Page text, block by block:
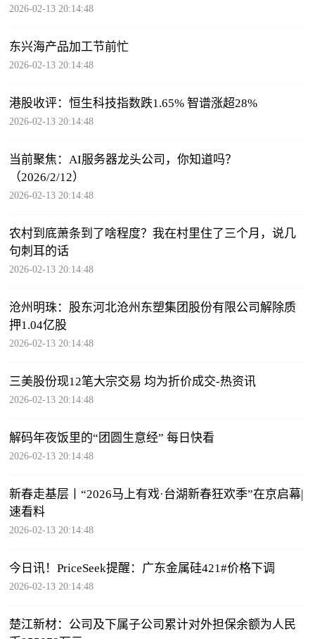
强制披露范围
2026-02-13 20:14:48
东兴海产品加工节前忙
2026-02-13 20:14:48
港股收评：恒生科技指数跌1.65% 智谱涨超28%
2026-02-13 20:14:48
当前聚焦：AI服务器龙头公司，你知道吗？
（2026/2/12）
2026-02-13 20:14:48
农村到底萧条到了啥程度？我在村里住了三个月，说几
句刺耳的话
2026-02-13 20:14:48
沧州明珠：股东河北沧州东塑集团股份有限公司解除质
押1.04亿股
2026-02-13 20:14:48
三美股份现12笔大宗交易 均为折价成交-热资讯
2026-02-13 20:14:48
解码年夜饭里的“团圆生意经” 每日快看
2026-02-13 20:14:48
新春走基层丨“2026马上有戏·台湖新春狂欢季”在京启幕|
速看料
2026-02-13 20:14:48
今日讯！PriceSeek提醒：广东金属硅421#价格下调
2026-02-13 20:14:48
楚江新材：公司及下属子公司累计对外担保余额为人民